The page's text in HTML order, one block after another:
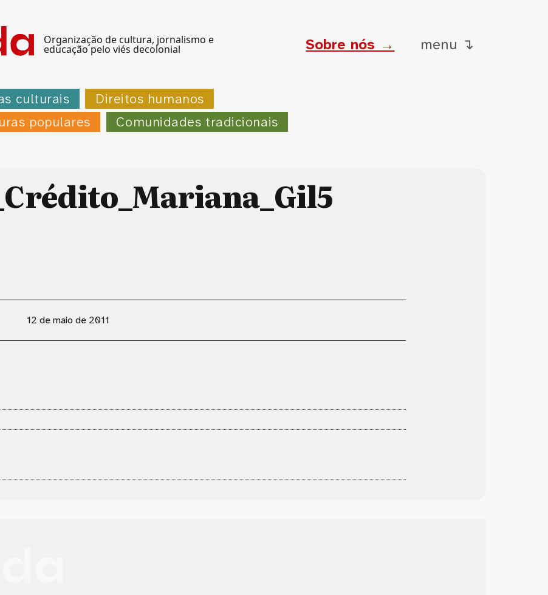
Organização de cultura, jornalismo e
educação pelo viés decolonial Sobre nós → menu ↴
culturais
Direitos humanos
populares
Comunidades tradicionais
12 de maio de 2011